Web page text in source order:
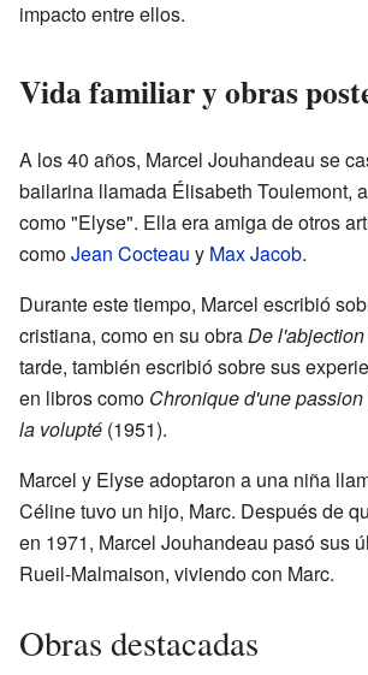
impacto entre ellos.
Vida familiar y obras
A los 40 años, Marcel Jouhandeau se
bailarina llamada Élisabeth Toulemont,
como "Elyse". Ella era amiga de otros
comoJean Cocteau y Max Jacob.
Durante este tiempo, Marcel escribió
cristiana, como en su obraDe l'abjection
tarde, también escribió sobre sus
en libros como Chronique d'une passion
la volupté (1951).
Marcel y Elyse adoptaron a una niña
Céline tuvo un hijo, Marc. Después de
en 1971, Marcel Jouhandeau pasó sus
Rueil-Malmaison, viviendo con Marc.
Obras destacadas